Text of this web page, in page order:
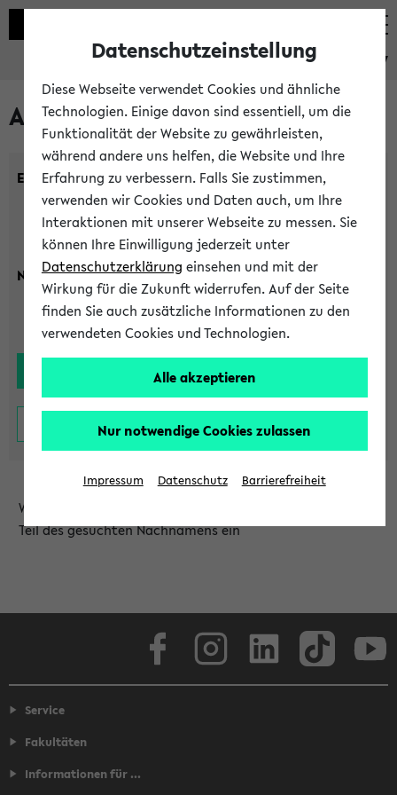
eKVV
Alle Lehrenden
Einrichtung:
Nachname:
Wählen Sie die Einrichtung aus und/oder geben Sie einen
Teil des gesuchten Nachnamens ein
Service
Fakultäten
Informationen für ...
Datenschutzeinstellung
Diese Webseite verwendet Cookies und ähnliche
Technologien. Einige davon sind essentiell, um die
Funktionalität der Website zu gewährleisten,
während andere uns helfen, die Website und Ihre
Erfahrung zu verbessern. Falls Sie zustimmen,
verwenden wir Cookies und Daten auch, um Ihre
Interaktionen mit unserer Webseite zu messen. Sie
können Ihre Einwilligung jederzeit unter
Datenschutzerklärung einsehen und mit der
Wirkung für die Zukunft widerrufen. Auf der Seite
finden Sie auch zusätzliche Informationen zu den
verwendeten Cookies und Technologien.
Alle akzeptieren
Nur notwendige Cookies zulassen
Impressum Datenschutz Barrierefreiheit